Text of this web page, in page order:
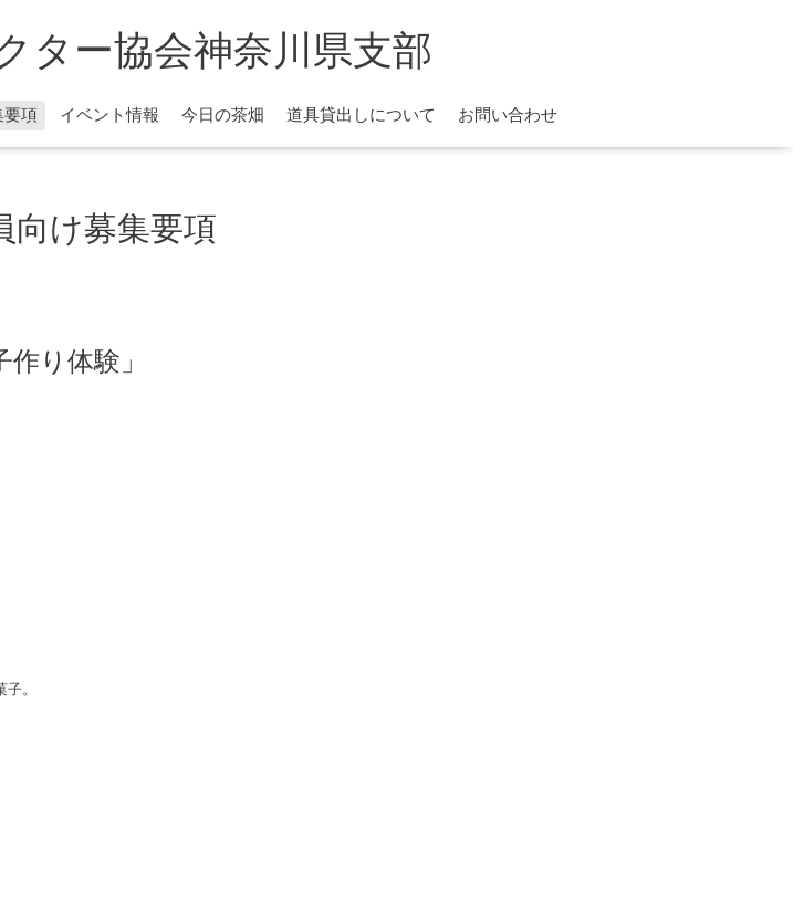
ター協会神奈川県支部
項 イベント情報 今日の茶畑 道具貸出しについて お問い合わせ
向け募集要項
り体験」
。